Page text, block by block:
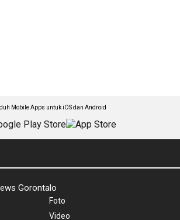
Mobile Apps untuk iOS dan Android
Gorontalo
Foto
Video